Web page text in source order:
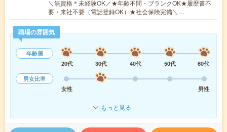
＼無資格＊未経験OK／★年齢不問・ブランクOK★履歴書不
要・来社不要（電話登録OK）★社会保険完備＼…
職場の雰囲気
年齢層
20代
30代 40代 50代
60代
男女比率
女性
男性
もっと見る